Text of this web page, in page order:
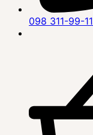
098 311-99-11